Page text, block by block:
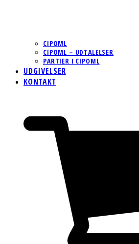
CIPOML
CIPOML – UDTALELSER
PARTIER I CIPOML
UDGIVELSER
KONTAKT